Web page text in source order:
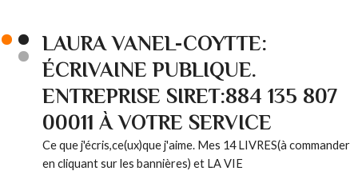
LAURA VANEL-COYTTE:
ÉCRIVAINE PUBLIQUE.
ENTREPRISE SIRET:884 135 807
00011 À VOTRE SERVICE
Ce que j'écris,ce(ux)que j'aime. Mes 14 LIVRES(à commander
en cliquant sur les bannières) et LA VIE